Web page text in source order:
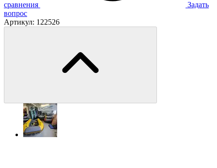
сравнения
Задать
вопрос
Артикул: 122526